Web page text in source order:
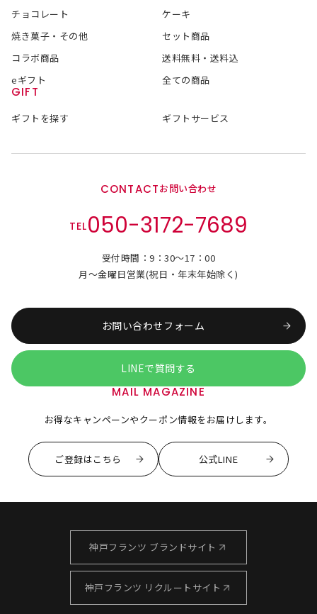
チョコレート
ケーキ
焼き菓子・その他
セット商品
コラボ商品
送料無料・送料込
eギフト
全ての商品
GIFT
ギフトを探す ギフトサービス
CONTACTお問い合わせ
TEL050-3172-7689
受付時間：9：30～17：00
月～金曜日営業(祝日・年末年始除く)
お問い合わせフォーム
LINEで質問する
MAIL MAGAZINE
お得なキャンペーンやクーポン情報をお届けします。
ご登録はこちら 公式LINE
神戸フランツ ブランドサイト
神戸フランツ リクルートサイト